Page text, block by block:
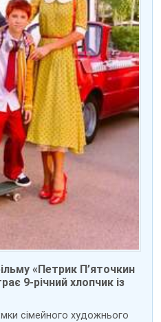
«Петрик П’яточкин
9-річний хлопчик із
сімейного художнього